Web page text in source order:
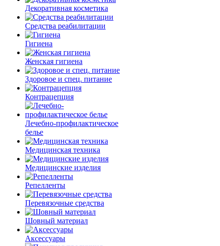
Декоративная косметика
Средства реабилитации
Гигиена
Женская гигиена
Здоровое и спец. питание
Контрацепция
Лечебно-профилактическое
белье
Медицинская техника
Медицинские изделия
Репелленты
Перевязочные средства
Шовный материал
Аксессуары